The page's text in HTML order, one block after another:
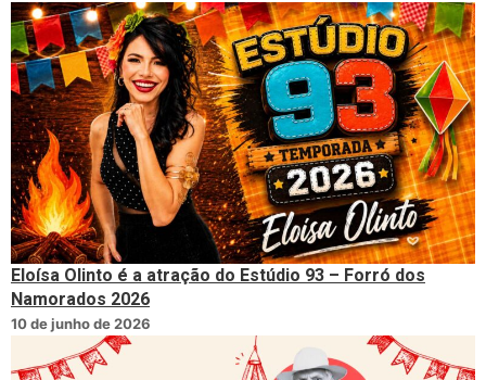
Eloísa Olinto é a atração do Estúdio 93 – Forró dos
Namorados 2026
10 de junho de 2026